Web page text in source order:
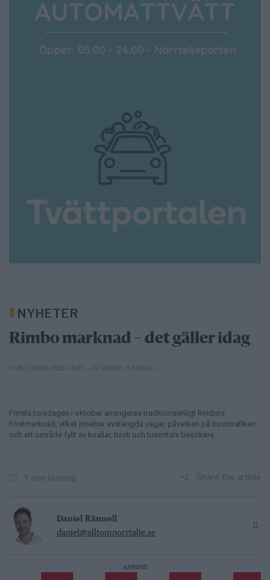
NYHETER
Rimbo marknad – det gäller idag
PUBLICERAD 2025-10-02 – AV DANIEL RÄMSELL
Första torsdagen i oktober arrangeras traditionsenligt Rimbos
höstmarknad, vilket innebär avstängda vägar, påverkan på busstrafiken
och ett område fyllt av knallar, tivoli och tusentals besökare.
1 min läsning Share the article
Daniel Rämsell
daniel@alltomnorrtalje.se
ANNONS